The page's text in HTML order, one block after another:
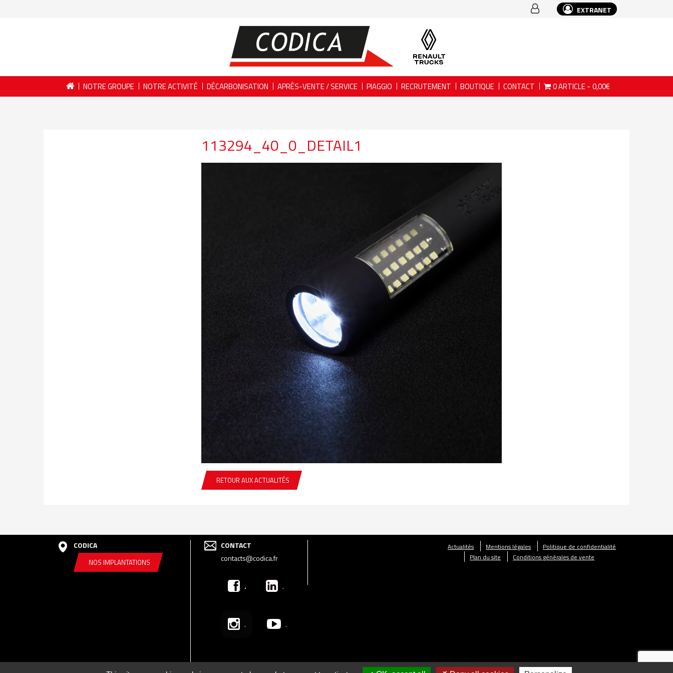
EXTRANET
NOTRE GROUPE NOTRE ACTIVITÉ DÉCARBONISATION APRÈS-VENTE / SERVICE PIAGGIO RECRUTEMENT BOUTIQUE CONTACT 0 ARTICLE 0,00€
113294_40_0_DETAIL1
RETOUR AUX ACTUALITÉS
CODICA
NOS IMPLANTATIONS
CONTACT
contacts@codica.fr
. .
. .
Actualités Mentions légales
Politique de confidentialité
Plan du site
Conditions générales de vente